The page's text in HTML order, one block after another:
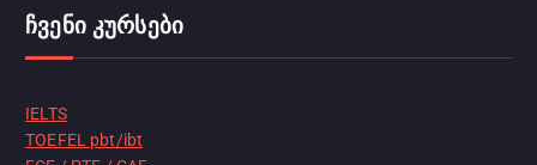
ჩვენი კურსები
IELTS
TOEFEL pbt/ibt